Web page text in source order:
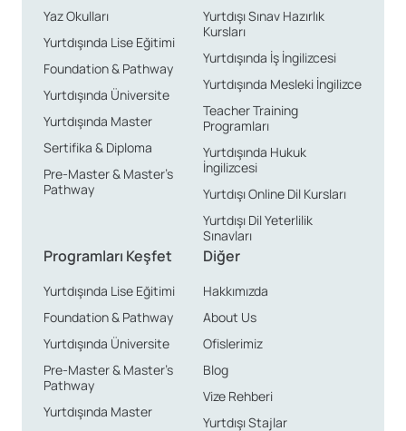
Yaz Okulları
Yurtdışında Lise Eğitimi
Foundation & Pathway
Yurtdışında Üniversite
Yurtdışında Master
Sertifika & Diploma
Pre-Master & Master’s
Pathway
Yurtdışı Sınav Hazırlık
Kursları
Yurtdışında İş İngilizcesi
Yurtdışında Mesleki İngilizce
Teacher Training
Programları
Yurtdışında Hukuk
İngilizcesi
Yurtdışı Online Dil Kursları
Yurtdışı Dil Yeterlilik
Sınavları
Programları Keşfet
Yurtdışında Lise Eğitimi
Foundation & Pathway
Yurtdışında Üniversite
Pre-Master & Master’s
Pathway
Yurtdışında Master
Diğer
Hakkımızda
About Us
Ofislerimiz
Blog
Vize Rehberi
Yurtdışı Stajlar